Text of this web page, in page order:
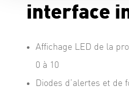
interface
Affichage LED de la
0 à 10
Diodes d’alertes et de